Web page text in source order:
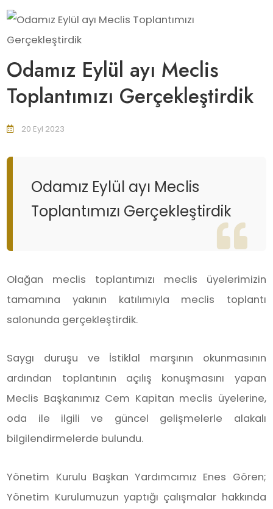
Odamız Eylül ayı Meclis
Toplantımızı Gerçekleştirdik
20 Eyl 2023
Odamız Eylül ayı Meclis
Toplantımızı Gerçekleştirdik
Olağan meclis toplantımızı meclis üyelerimizin
tamamına yakının katılımıyla meclis toplantı
salonunda gerçekleştirdik.
Saygı duruşu ve İstiklal marşının okunmasının
ardından toplantının açılış konuşmasını yapan
Meclis Başkanımız Cem Kapitan meclis üyelerine,
oda ile ilgili ve güncel gelişmelerle alakalı
bilgilendirmelerde bulundu.
Yönetim Kurulu Başkan Yardımcımız Enes Gören;
Yönetim Kurulumuzun yaptığı çalışmalar hakkında